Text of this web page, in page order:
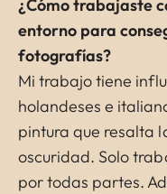
¿Cómo trabajaste
entorno para
fotografías?
Mi trabajo tiene
holandeses e
pintura que resalta
oscuridad. Solo
por todas partes.